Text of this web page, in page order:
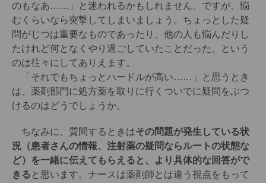
のもなあ……」と迷われるかもしれません。ですが、悩
むくらいなら突撃してしまいましょう。ちょっとした疑
問がじつは重要なものであったり、他の人も悩んだりし
たけれど何となくやり過ごしていたことだった、という
のは往々にしてありえます。
「それでもちょっとハードルが高い……」と思うとき
は、薬剤部門に処方薬を取りに行くついでに疑問をぶつ
けるのはどうでしょうか。
ちなみに、質問するときはその問題が発生している状
況（患者さんの情報、注射薬の疑問ならルートの状態な
ど）を一緒に伝えてもらえると、より具体的な回答がで
きる と思います。ナースは薬剤師とは違う視点をもって